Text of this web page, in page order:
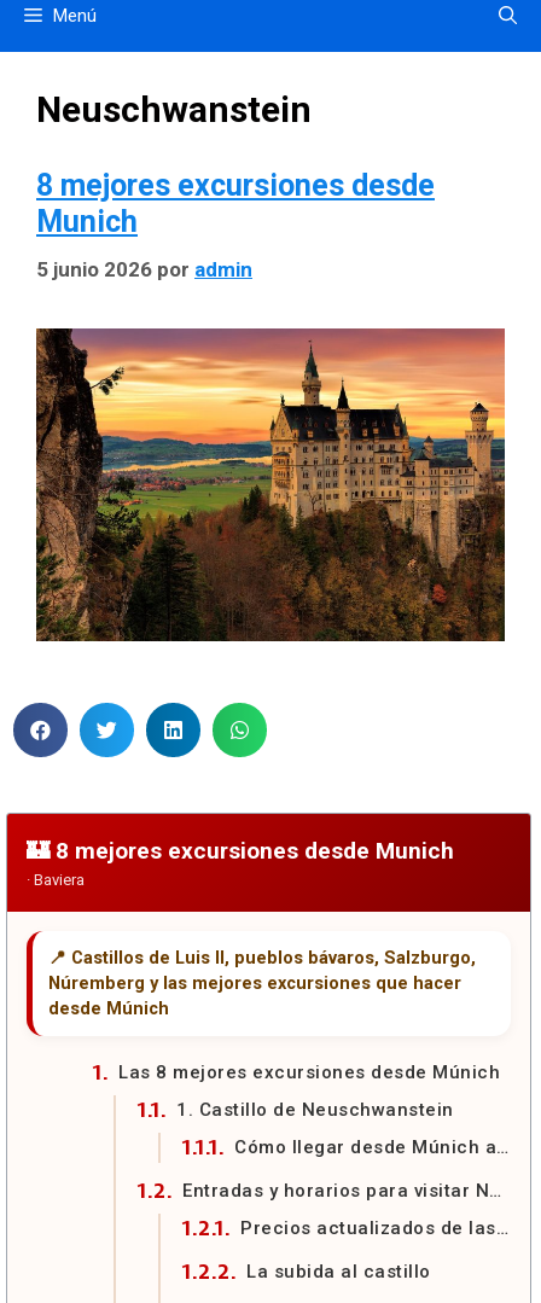
Menú
Neuschwanstein
8 mejores excursiones desde
Munich
5 junio 2026 por admin
8 mejores excursiones desde Munich
Las 8 mejores excursiones desde Múnich
1. Castillo de Neuschwanstein
Cómo llegar desde Múnich a Neuschwanstein
Entradas y horarios para visitar Neuschwanstein en 2026
Precios actualizados de las entradas en 2026
La subida al castillo